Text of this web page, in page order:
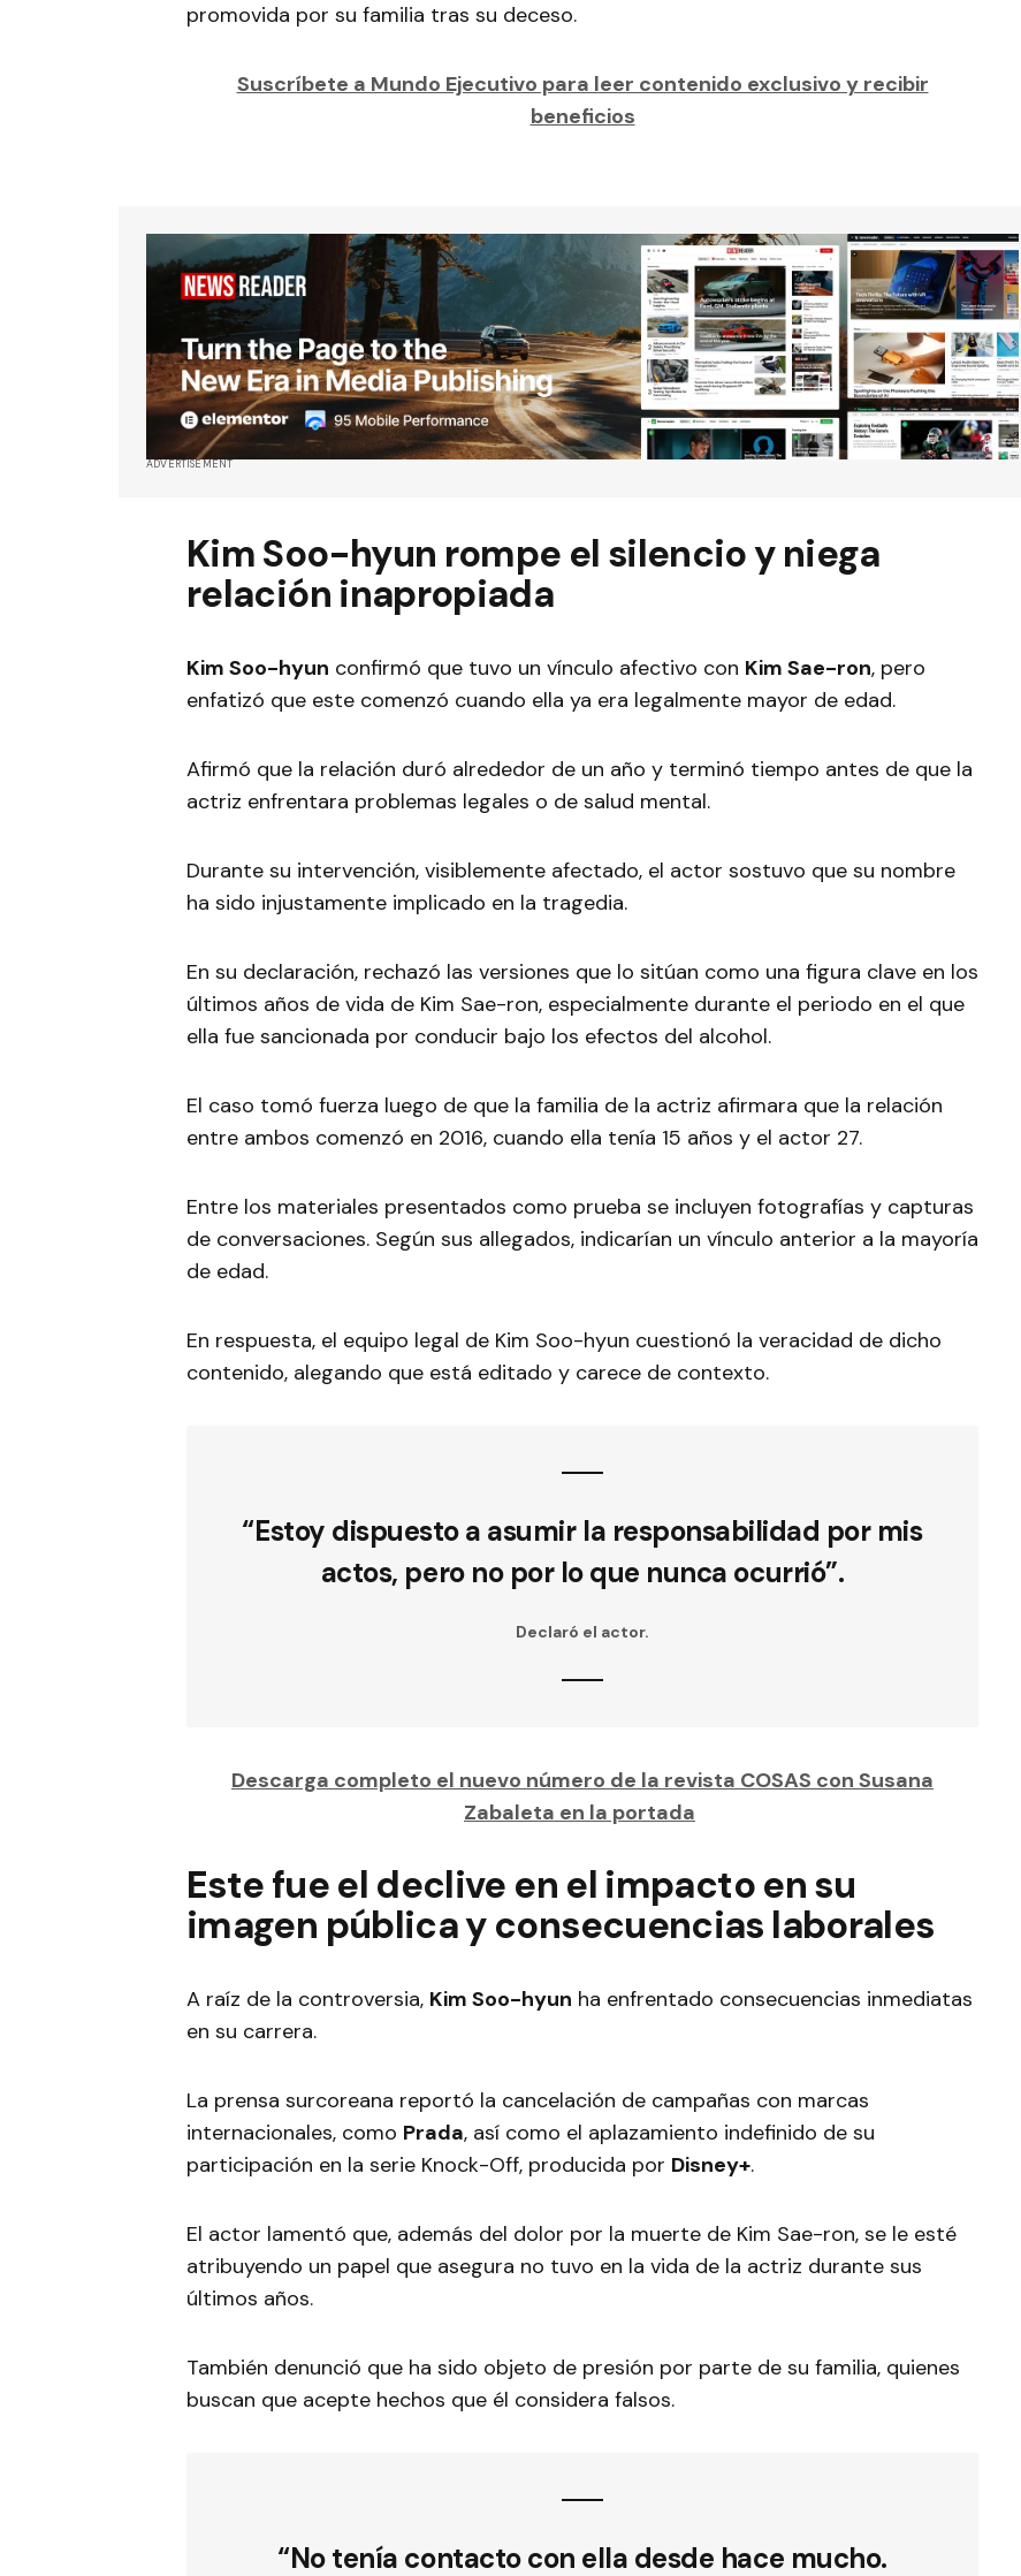
promovida por su familia tras su deceso.
Suscríbete a Mundo Ejecutivo para leer contenido exclusivo y recibir
beneficios
ADVERTISEMENT
Kim Soo-hyun rompe el silencio y niega
relación inapropiada
Kim Soo-hyun confirmó que tuvo un vínculo afectivo con Kim Sae-ron, pero
enfatizó que este comenzó cuando ella ya era legalmente mayor de edad.
Afirmó que la relación duró alrededor de un año y terminó tiempo antes de que la
actriz enfrentara problemas legales o de salud mental.
Durante su intervención, visiblemente afectado, el actor sostuvo que su nombre
ha sido injustamente implicado en la tragedia.
En su declaración, rechazó las versiones que lo sitúan como una figura clave en los
últimos años de vida de Kim Sae-ron, especialmente durante el periodo en el que
ella fue sancionada por conducir bajo los efectos del alcohol.
El caso tomó fuerza luego de que la familia de la actriz afirmara que la relación
entre ambos comenzó en 2016, cuando ella tenía 15 años y el actor 27.
Entre los materiales presentados como prueba se incluyen fotografías y capturas
de conversaciones. Según sus allegados, indicarían un vínculo anterior a la mayoría
de edad.
En respuesta, el equipo legal de Kim Soo-hyun cuestionó la veracidad de dicho
contenido, alegando que está editado y carece de contexto.
“Estoy dispuesto a asumir la responsabilidad por mis
actos, pero no por lo que nunca ocurrió”.
Declaró el actor.
Descarga completo el nuevo número de la revista COSAS con Susana
Zabaleta en la portada
Este fue el declive en el impacto en su
imagen pública y consecuencias laborales
A raíz de la controversia, Kim Soo-hyun ha enfrentado consecuencias inmediatas
en su carrera.
La prensa surcoreana reportó la cancelación de campañas con marcas
internacionales, como Prada, así como el aplazamiento indefinido de su
participación en la serie Knock-Off, producida por Disney+.
El actor lamentó que, además del dolor por la muerte de Kim Sae-ron, se le esté
atribuyendo un papel que asegura no tuvo en la vida de la actriz durante sus
últimos años.
También denunció que ha sido objeto de presión por parte de su familia, quienes
buscan que acepte hechos que él considera falsos.
“No tenía contacto con ella desde hace mucho.